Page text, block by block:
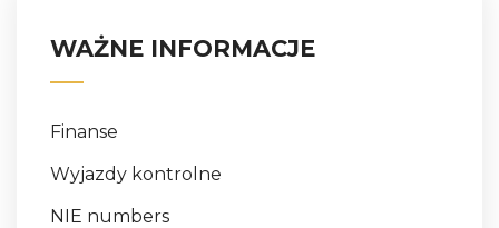
WAŻNE INFORMACJE
Finanse
Wyjazdy kontrolne
NIE numbers